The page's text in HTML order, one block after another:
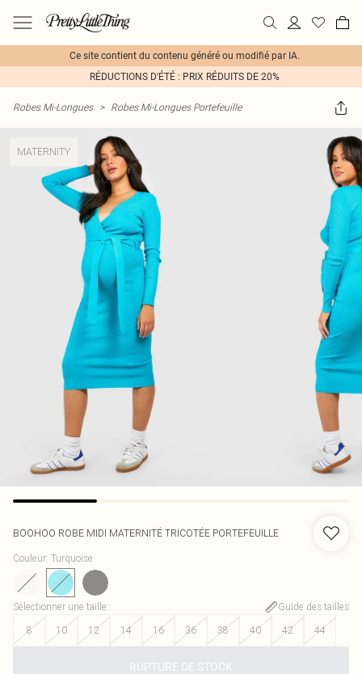
Ce site contient du contenu généré ou modifié par IA.
RÉDUCTIONS D'ÉTÉ : PRIX RÉDUITS DE 20%
Robes Mi-Longues > Robes Mi-Longues Portefeuille
MATERNITY
BOOHOO ROBE MIDI MATERNITÉ TRICOTÉE PORTEFEUILLE
Couleur: Turquoise
Sélectionner une taille:
Guide des tailles
8
10 12 14 16 36 38 40 42 44
RUPTURE DE STOCK